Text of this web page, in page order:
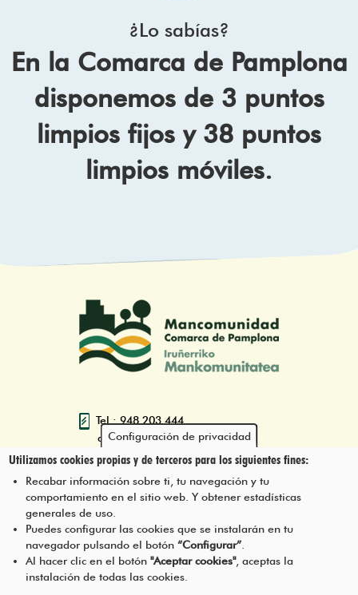
¿Lo sabías?
En la Comarca de Pamplona
disponemos de 3 puntos
limpios fijos y 38 puntos
limpios móviles.
Tel.: 948 203 444
atencion@mancoeduca.com
Programa de Educación Ambiental
Escolar de la Mancomunidad de la
Pie
Menú
CONTÁCTANOS
Configuración de privacidad
Utilizamos cookies propias y de terceros para los siguientes fines:
Recabar información sobre ti, tu navegación y tu
comportamiento en el sitio web. Y obtener estadísticas
generales de uso.
Puedes configurar las cookies que se instalarán en tu
navegador pulsando el botón“Configurar”
Al hacer clic en el botón"Aceptar cookies", aceptas la
instalación de todas las cookies.